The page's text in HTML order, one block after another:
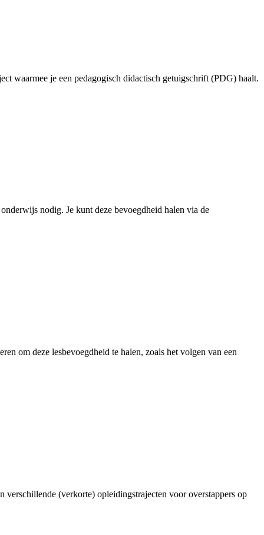
waarmee je een pedagogisch didactisch getuigschrift (PDG) haalt.
nodig. Je kunt deze bevoegdheid halen via de
om deze lesbevoegdheid te halen, zoals het volgen van een
(verkorte) opleidingstrajecten voor overstappers op